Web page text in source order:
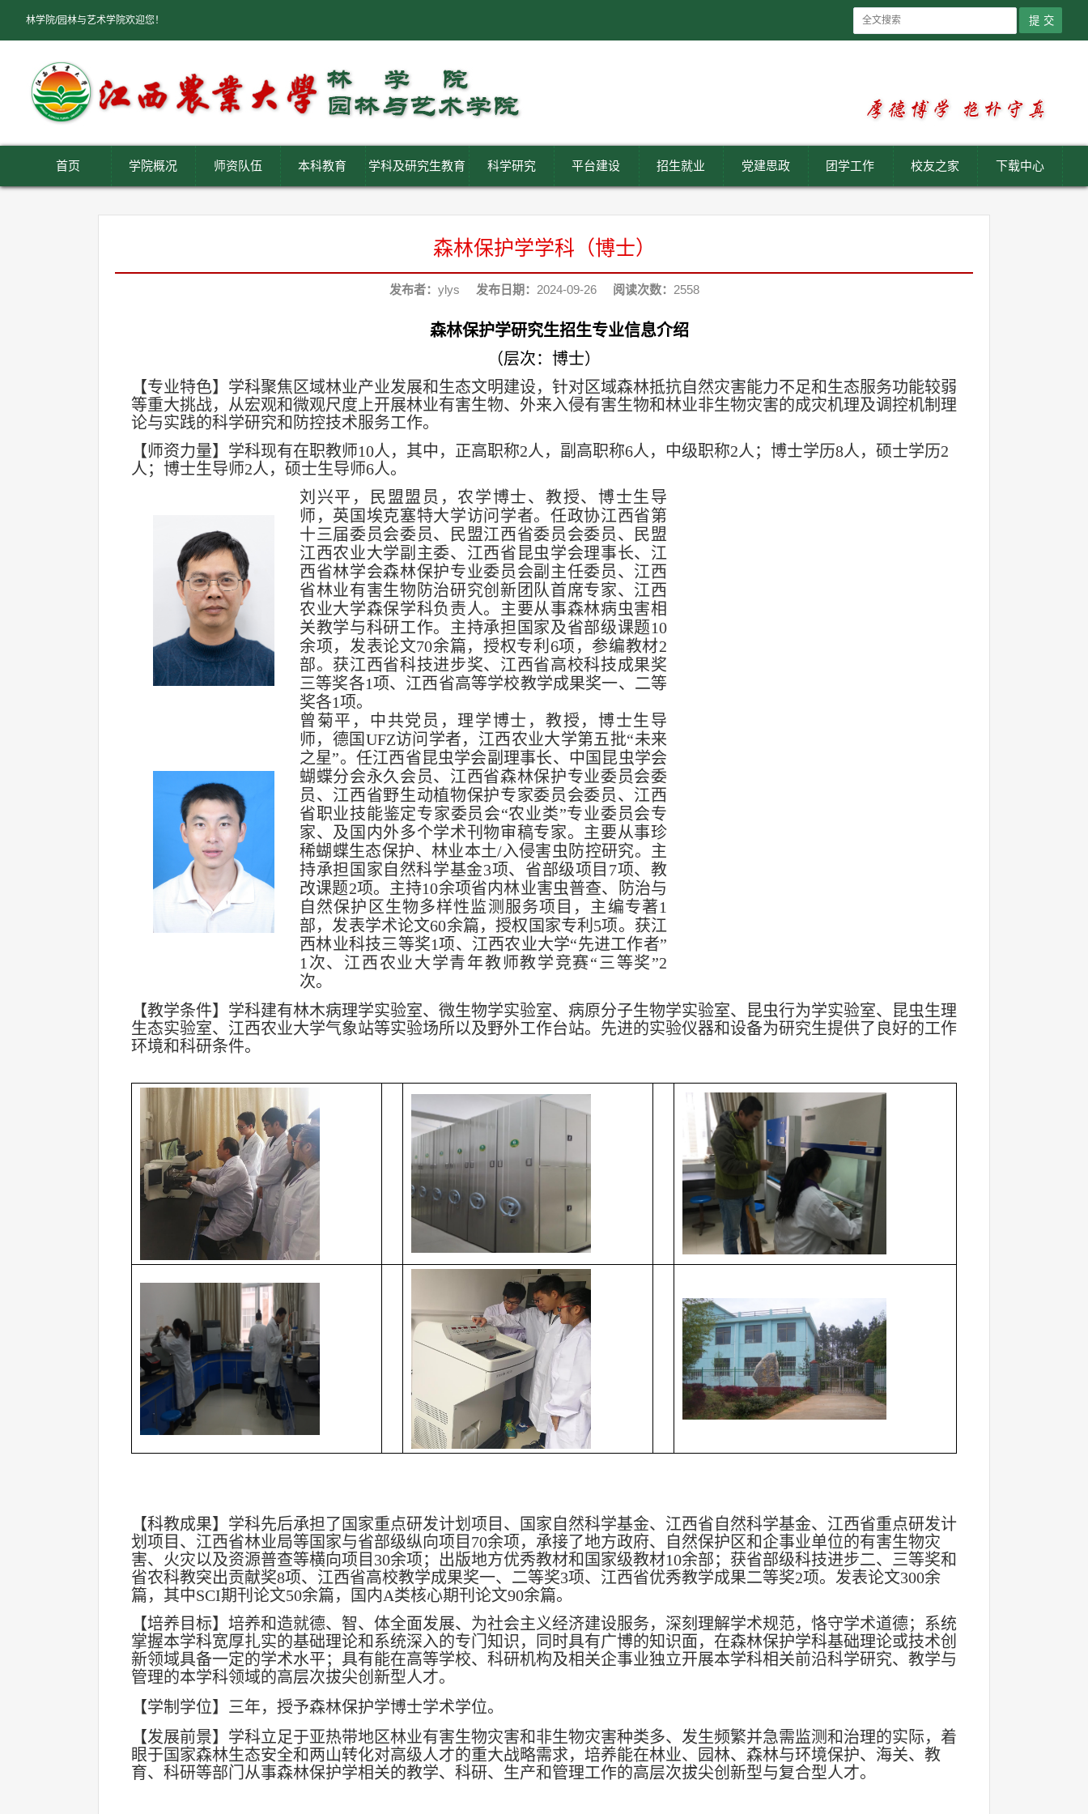
林学院/园林与艺术学院欢迎您！
首页 学院概况 师资队伍 本科教育 学科及研究生教育 科学研究 平台建设 招生就业 党建思政 团学工作 校友之家 下载中心
森林保护学学科（博士）
发布者： ylys 发布日期： 2024-09-26 阅读次数： 2558
森林保护学研究生招生专业信息介绍
（层次：博士）
【专业特色】学科聚焦区域林业产业发展和生态文明建设，针对区域森林抵抗自然灾害能力不足和生态服务功能较弱
等重大挑战，从宏观和微观尺度上开展林业有害生物、外来入侵有害生物和林业非生物灾害的成灾机理及调控机制理
论与实践的科学研究和防控技术服务工作。
【师资力量】学科现有在职教师10人，其中，正高职称2人，副高职称6人，中级职称2人；博士学历8人，硕士学历2
人；博士生导师2人，硕士生导师6人。
刘兴平，民盟盟员，农学博士、教授、博士生导
师，英国埃克塞特大学访问学者。任政协江西省第
十三届委员会委员、民盟江西省委员会委员、民盟
江西农业大学副主委、江西省昆虫学会理事长、江
西省林学会森林保护专业委员会副主任委员、江西
省林业有害生物防治研究创新团队首席专家、江西
农业大学森保学科负责人。主要从事森林病虫害相
关教学与科研工作。主持承担国家及省部级课题10
余项，发表论文70余篇，授权专利6项，参编教材2
部。获江西省科技进步奖、江西省高校科技成果奖
三等奖各1项、江西省高等学校教学成果奖一、二等
奖各1项。
曾菊平，中共党员，理学博士，教授，博士生导
师，德国 UFZ访问学者，江西农业大学第五批“未来
之星”。任江西省昆虫学会副理事长、中国昆虫学会
蝴蝶分会永久会员、江西省森林保护专业委员会委
员、江西省野生动植物保护专家委员会委员、江西
省职业技能鉴定专家委员会“农业类”专业委员会专
家、及国内外多个学术刊物审稿专家。主要从事珍
稀蝴蝶生态保护、林业本土/入侵害虫防控研究。主
持承担国家自然科学基金3项、省部级项目7项、教
改课题2项。主持10余项省内林业害虫普查、防治与
自然保护区生物多样性监测服务项目，主编专著1
部，发表学术论文60余篇，授权国家专利5项。获江
西林业科技三等奖1项、江西农业大学“先进工作者”
1次、江西农业大学青年教师教学竞赛“三等奖”2
次。
【教学条件】学科建有林木病理学实验室、微生物学实验室、病原分子生物学实验室、昆虫行为学实验室、昆虫生理
生态实验室、江西农业大学气象站等实验场所以及野外工作台站。先进的实验仪器和设备为研究生提供了良好的工作
环境和科研条件。
【科教成果】学科先后承担了国家重点研发计划项目、国家自然科学基金、江西省自然科学基金、江西省重点研发计
划项目、江西省林业局等国家与省部级纵向项目 70余项，承接了地方政府、自然保护区和企事业单位的有害生物灾
害、火灾以及资源普查等横向项目30余项；出版地方优秀教材和国家级教材10余部；获省部级科技进步二、三等奖和
省农科教突出贡献奖8项、江西省高校教学成果奖一、二等奖3项、江西省优秀教学成果二等奖2项。发表论文300余
篇，其中SCI期刊论文50余篇，国内A类核心期刊论文90余篇。
【培养目标】培养和造就德、智、体全面发展、为社会主义经济建设服务，深刻理解学术规范，恪守学术道德；系统
掌握本学科宽厚扎实的基础理论和系统深入的专门知识，同时具有广博的知识面，在森林保护学科基础理论或技术创
新领域具备一定的学术水平；具有能在高等学校、科研机构及相关企事业独立开展本学科相关前沿科学研究、教学与
管理的本学科领域的高层次拔尖创新型人才。
【学制学位】三年，授予森林保护学博士学术学位。
【发展前景】学科立足于亚热带地区林业有害生物灾害和非生物灾害种类多、发生频繁并急需监测和治理的实际，着
眼于国家森林生态安全和两山转化对高级人才的重大战略需求，培养能在林业、园林、森林与环境保护、海关、教
育、科研等部门从事森林保护学相关的教学、科研、生产和管理工作的高层次拔尖创新型与复合型人才。